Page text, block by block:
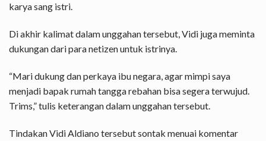
karya sang istri.
Di akhir kalimat dalam unggahan tersebut, Vidi juga meminta
dukungan dari para netizen untuk istrinya.
“Mari dukung dan perkaya ibu negara, agar mimpi saya
menjadi bapak rumah tangga rebahan bisa segera terwujud.
Trims,” tulis keterangan dalam unggahan tersebut.
Tindakan Vidi Aldiano tersebut sontak menuai komentar